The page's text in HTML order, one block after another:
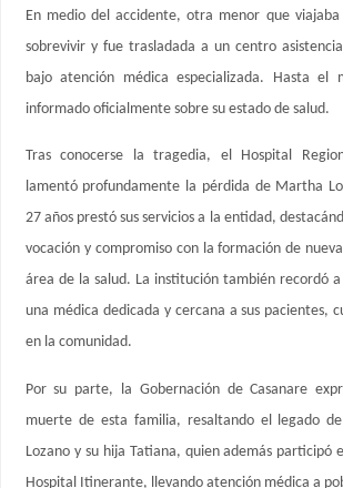
En medio del accidente, otra menor que
sobrevivir y fue trasladada a un centro
bajo atención médica especializada. Hasta el
informado oficialmente sobre su estado de salud.
Tras conocerse la tragedia, el Hospital
lamentó profundamente la pérdida de Martha
27 años prestó sus servicios a la entidad,
vocación y compromiso con la formación de
área de la salud. La institución también recordó
una médica dedicada y cercana a sus pacientes,
en la comunidad.
Por su parte, la Gobernación de Casanare
muerte de esta familia, resaltando el legado
Lozano y su hija Tatiana, quien además participó
Hospital Itinerante, llevando atención médica a